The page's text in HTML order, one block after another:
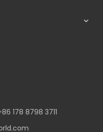
178 8798 3711